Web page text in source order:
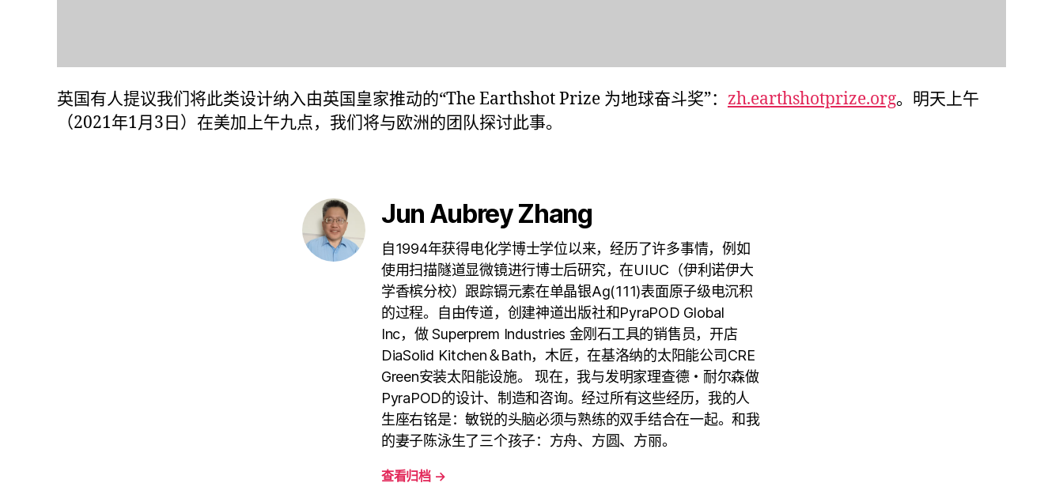
英国有人提议我们将此类设计纳入由英国皇家推动的“The Earthshot Prize 为地球奋斗奖”： zh.earthshotprize.org。明天上午
（2021年1月3日）在美加上午九点，我们将与欧洲的团队探讨此事。
Jun Aubrey Zhang
自1994年获得电化学博士学位以来，经历了许多事情，例如
使用扫描隧道显微镜进行博士后研究，在UIUC（伊利诺伊大
学香槟分校）跟踪镉元素在单晶银Ag(111)表面原子级电沉积
的过程。自由传道，创建神道出版社和PyraPOD Global
Inc，做 Superprem Industries 金刚石工具的销售员，开店
DiaSolid Kitchen＆Bath，木匠，在基洛纳的太阳能公司CRE
Green安装太阳能设施。 现在，我与发明家理查德・耐尔森做
PyraPOD的设计、制造和咨询。经过所有这些经历，我的人
生座右铭是：敏锐的头脑必须与熟练的双手结合在一起。和我
的妻子陈泳生了三个孩子：方舟、方圆、方丽。
查看归档 →